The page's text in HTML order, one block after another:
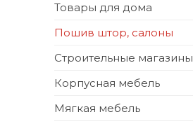
Товары для дома
Пошив штор, салоны
Строительные магазины
Корпусная мебель
Мягкая мебель